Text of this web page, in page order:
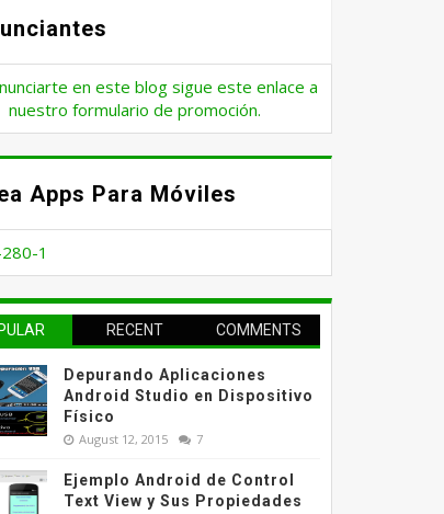
en este blog sigue este enlace a
nuestro formulario de promoción.
Apps Para Móviles
RECENT COMMENTS
Depurando Aplicaciones
Android Studio en Dispositivo
Físico
August 12, 2015 7
Ejemplo Android de Control
Text View y Sus Propiedades